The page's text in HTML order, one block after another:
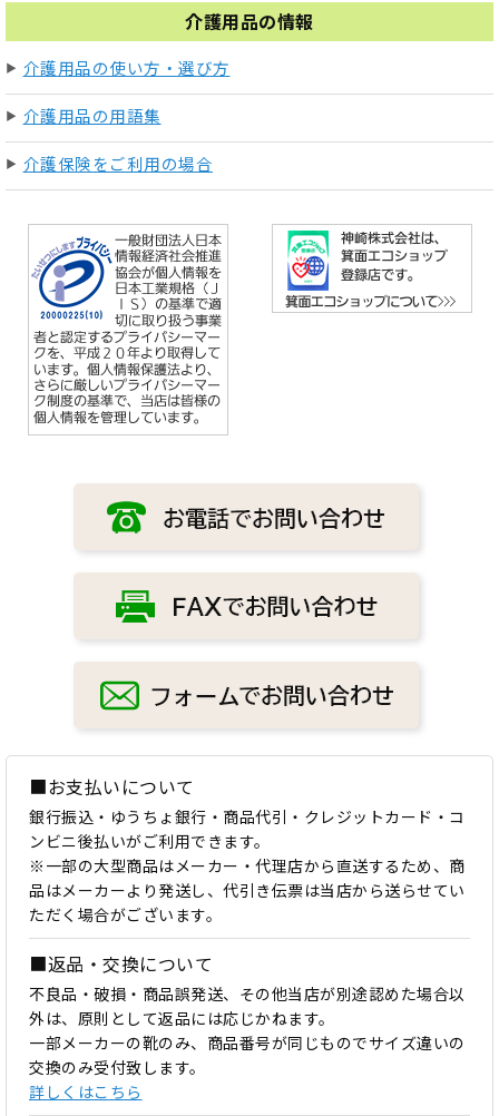
介護用品の情報
介護用品の使い方・選び方
介護用品の用語集
介護保険をご利用の場合
■お支払いについて
銀行振込・ゆうちょ銀行・商品代引・クレジットカード・コ
ンビニ後払いがご利用できます。
※一部の大型商品はメーカー・代理店から直送するため、商
品はメーカーより発送し、代引き伝票は当店から送らせてい
ただく場合がございます。
■返品・交換について
不良品・破損・商品誤発送、その他当店が別途認めた場合以
外は、原則として返品には応じかねます。
一部メーカーの靴のみ、商品番号が同じものでサイズ違いの
交換のみ受付致します。
詳しくはこちら